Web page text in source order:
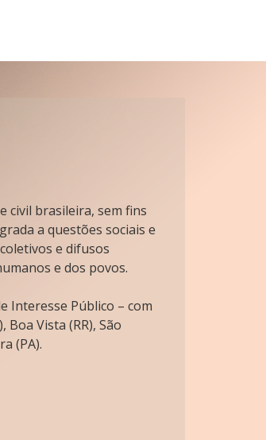
civil brasileira, sem fins
a questões sociais e
e difusos
e dos povos.
Interesse Público – com
Boa Vista (RR), São
(PA).